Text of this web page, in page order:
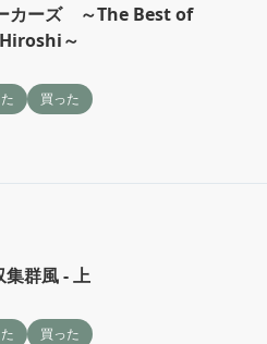
カーズ ～The Best of
～
買った
集群風 - 上
買った